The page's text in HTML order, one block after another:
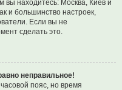
вы находитесь: Москва, Киев и
и большинство настроек,
Если вы не
сделать это.
неправильное!
пояс, но время